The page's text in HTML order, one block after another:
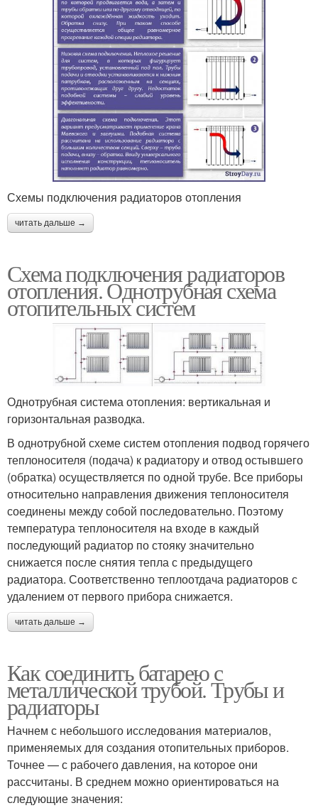
Схемы подключения радиаторов отопления
читать дальше →
Схема подключения радиаторов
отопления. Однотрубная схема
отопительных систем
Однотрубная система отопления: вертикальная и
горизонтальная разводка.
В однотрубной схеме систем отопления подвод горячего
теплоносителя (подача) к радиатору и отвод остывшего
(обратка) осуществляется по одной трубе. Все приборы
относительно направления движения теплоносителя
соединены между собой последовательно. Поэтому
температура теплоносителя на входе в каждый
последующий радиатор по стояку значительно
снижается после снятия тепла с предыдущего
радиатора. Соответственно теплоотдача радиаторов с
удалением от первого прибора снижается.
читать дальше →
Как соединить батарею с
металлической трубой. Трубы и
радиаторы
Начнем с небольшого исследования материалов,
применяемых для создания отопительных приборов.
Точнее — с рабочего давления, на которое они
рассчитаны. В среднем можно ориентироваться на
следующие значения: